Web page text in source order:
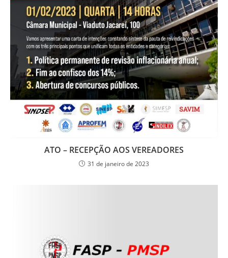
ATO – RECEPÇÃO AOS VEREADORES
31 de janeiro de 2023